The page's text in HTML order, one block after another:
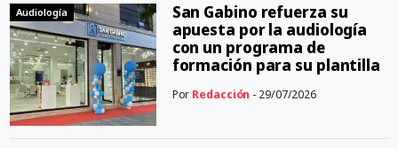
Audiología
San Gabino refuerza su
apuesta por la audiología
con un programa de
formación para su plantilla
Por Redacción - 29/07/2026